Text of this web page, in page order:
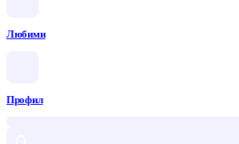
Любими
Профил